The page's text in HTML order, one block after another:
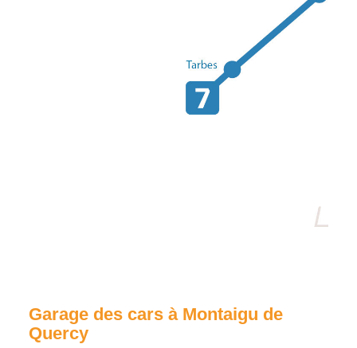
Garage des cars à Montaigu de
Quercy